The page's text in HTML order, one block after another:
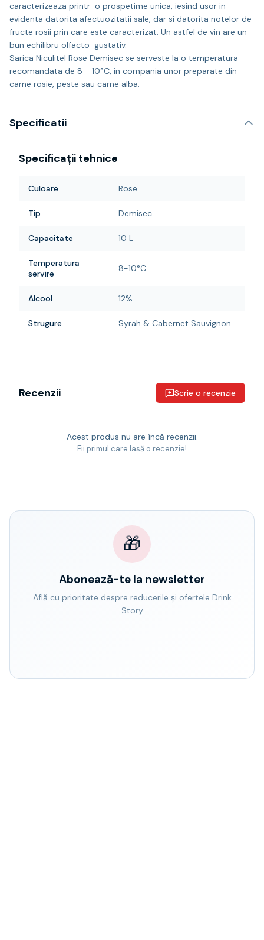
caracterizeaza printr-o prospetime unica, iesind usor in
evidenta datorita afectuozitatii sale, dar si datorita notelor de
fructe rosii prin care este caracterizat. Un astfel de vin are un
bun echilibru olfacto-gustativ.
Sarica Niculitel Rose Demisec se serveste la o temperatura
recomandata de 8 - 10°C, in compania unor preparate din
carne rosie, peste sau carne alba.
Specificatii
Specificații tehnice
Culoare Rose
Tip Demisec
Capacitate 10 L
Temperatura
servire
8-10°C
Alcool 12%
Strugure Syrah & Cabernet Sauvignon
Recenzii Scrie o recenzie
Acest produs nu are încă recenzii.
Fii primul care lasă o recenzie!
🎁
Abonează-te la newsletter
Află cu prioritate despre reducerile și ofertele Drink
Story